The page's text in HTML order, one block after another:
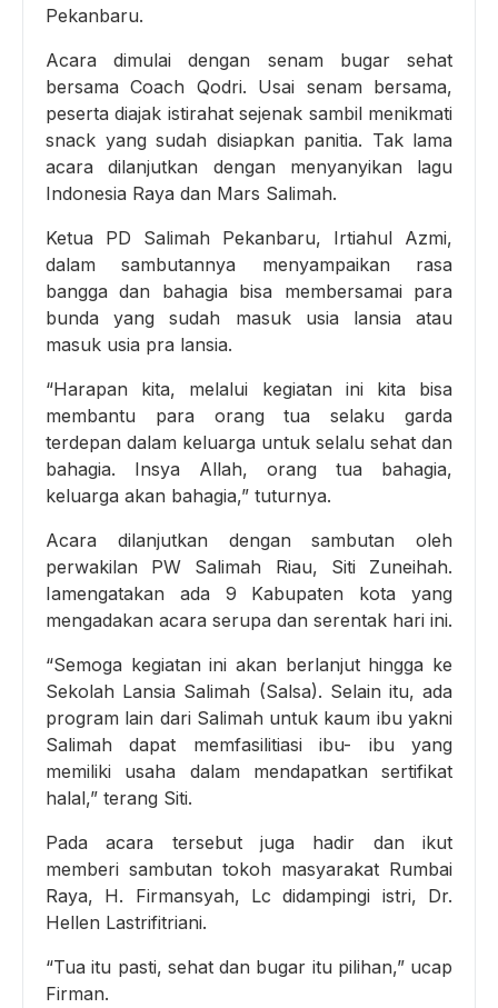
Pekanbaru.
Acara dimulai dengan senam bugar sehat
bersama Coach Qodri. Usai senam bersama,
peserta diajak istirahat sejenak sambil menikmati
snack yang sudah disiapkan panitia. Tak lama
acara dilanjutkan dengan menyanyikan lagu
Indonesia Raya dan Mars Salimah.
Ketua PD Salimah Pekanbaru, Irtiahul Azmi,
dalam sambutannya menyampaikan rasa
bangga dan bahagia bisa membersamai para
bunda yang sudah masuk usia lansia atau
masuk usia pra lansia.
“Harapan kita, melalui kegiatan ini kita bisa
membantu para orang tua selaku garda
terdepan dalam keluarga untuk selalu sehat dan
bahagia. Insya Allah, orang tua bahagia,
keluarga akan bahagia,” tuturnya.
Acara dilanjutkan dengan sambutan oleh
perwakilan PW Salimah Riau, Siti Zuneihah.
Iamengatakan ada 9 Kabupaten kota yang
mengadakan acara serupa dan serentak hari ini.
“Semoga kegiatan ini akan berlanjut hingga ke
Sekolah Lansia Salimah (Salsa). Selain itu, ada
program lain dari Salimah untuk kaum ibu yakni
Salimah dapat memfasilitiasi ibu- ibu yang
memiliki usaha dalam mendapatkan sertifikat
halal,” terang Siti.
Pada acara tersebut juga hadir dan ikut
memberi sambutan tokoh masyarakat Rumbai
Raya, H. Firmansyah, Lc didampingi istri, Dr.
Hellen Lastrifitriani.
“Tua itu pasti, sehat dan bugar itu pilihan,” ucap
Firman.